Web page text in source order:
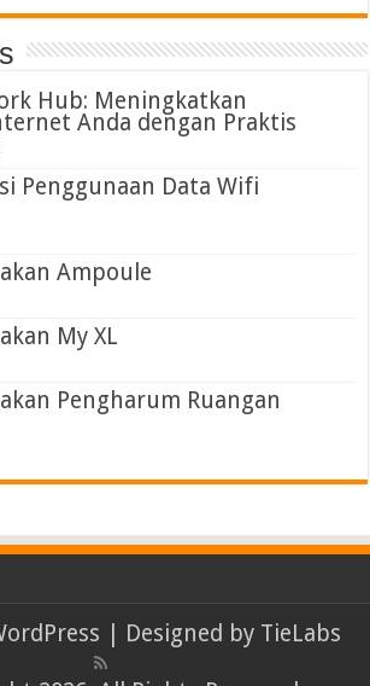
Hub: Meningkatkan
Anda dengan Praktis
Penggunaan Data Wifi
Ampoule
My XL
Pengharum Ruangan
| Designed by TieLabs